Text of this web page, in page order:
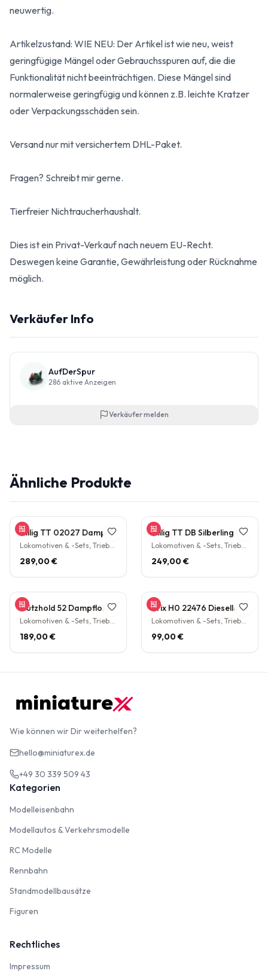
neuwertig.
Artikelzustand: WIE NEU: Der Artikel ist wie neu, weist
geringfügige Mängel oder Gebrauchsspuren auf, die die
Funktionalität nicht beeinträchtigen. Diese Mängel sind
normalerweise geringfügig und können z.B. leichte Kratzer
oder Verpackungsschäden sein.
Versand nur mit versichertem DHL-Paket.
Fragen? Schreibt mir gerne.
Tierfreier Nichtraucherhaushalt.
Dies ist ein Privat-Verkauf nach neuem EU-Recht.
Deswegen keine Garantie, Gewährleistung oder Rücknahme
möglich.
Verkäufer Info
AufDerSpur
286 aktive Anzeigen
Verkäufer melden
Ähnliche Produkte
Tillig TT 02027 Dampflokomotive BR 38.10 der DB Epoche III Personenzuglok Schlepptender rarität
Lokomotiven & -Sets, Triebwagen
289,00 €
Tillig TT DB Silberling Nahverkehrs-Zugset 4-teilig Steuerwagen Hasenkasten Köln HBF Epoche IV rarität
Lokomotiven & -Sets, Triebwagen
249,00 €
Gützhold 52 Dampflokomotive 32 700 DB Tender Epoche III DC NEM H0 1:87
Lokomotiven & -Sets, Triebwagen
189,00 €
Trix H0 22476 Diesellokomotive BR V160 003 DB NEM Epoche IV H0 1:87
Lokomotiven & -Sets, Triebwagen
99,00 €
Wie können wir Dir weiterhelfen?
hello@miniaturex.de
+49 30 339 509 43
Kategorien
Modelleisenbahn
Modellautos & Verkehrsmodelle
RC Modelle
Rennbahn
Standmodellbausätze
Figuren
Rechtliches
Impressum